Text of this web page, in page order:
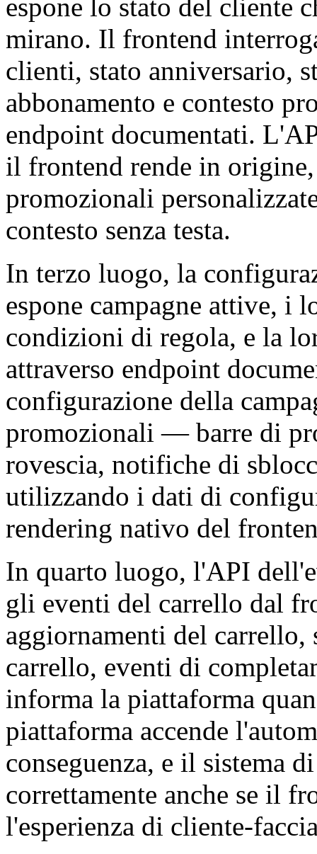
espone lo stato del cliente
mirano. Il frontend
clienti, stato anniversario,
abbonamento e contesto
endpoint documentati.
il frontend rende in
promozionali
contesto senza testa.
In terzo luogo, la
espone campagne attive, i
condizioni di regola, e la
attraverso endpoint
configurazione della
promozionali — barre di
rovescia, notifiche di
utilizzando i dati di
rendering nativo del
In quarto luogo, l'API
gli eventi del carrello dal
aggiornamenti del carrello,
carrello, eventi di
informa la piattaforma
piattaforma accende
conseguenza, e il sistema
correttamente anche se il
l'esperienza di cliente-